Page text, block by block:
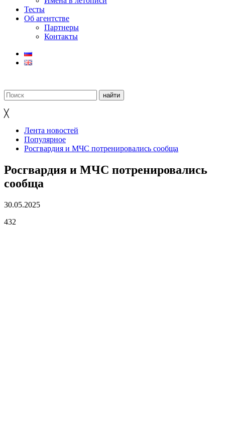
Тесты
Об агентстве
Партнеры
Контакты
╳
Лента новостей
Популярное
Росгвардия и МЧС потренировались сообща
Росгвардия и МЧС потренировались
сообща
30.05.2025
432